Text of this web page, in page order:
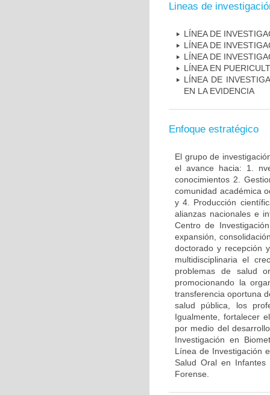
Lineas de
LÍNEA DE
LÍNEA DE
LÍNEA DE
LÍNEA EN
LÍNEA DE
EN LA EVIDENCIA
Enfoque estratégico
El grupo de
el avance hacia: 1.
conocimientos 2.
comunidad académica
y 4. Producción
alianzas nacionales e
Centro de
expansión,
doctorado y recepción
multidisciplinaria el
problemas de salud
promocionando la
transferencia oportuna
salud pública, los
Igualmente, fortalecer
por medio del
Investigación en
Línea de Investigación
Salud Oral en
Forense.